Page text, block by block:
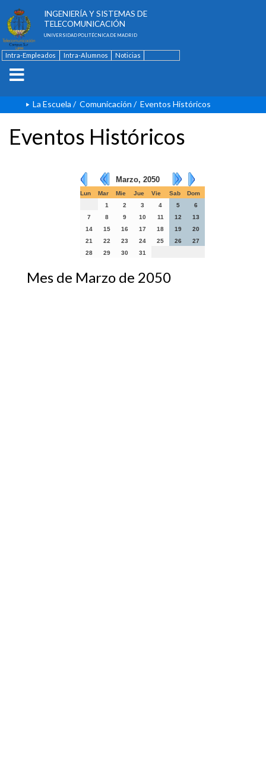
INGENIERÍA Y SISTEMAS DE
TELECOMUNICACIÓN
UNIVERSIDAD POLITÉCNICA DE MADRID
Intra-Empleados Intra-Alumnos
Noticias
La Escuela / Comunicación / Eventos Históricos
Eventos Históricos
Marzo, 2050
Lun Mar Mie Jue Vie Sab
Dom
1
2 3 4 5
6
7
8 9 10 11 12
13
14
15 16 17 18 19
20
21
22 23 24 25 26
27
28
29 30 31
Mes de Marzo de 2050